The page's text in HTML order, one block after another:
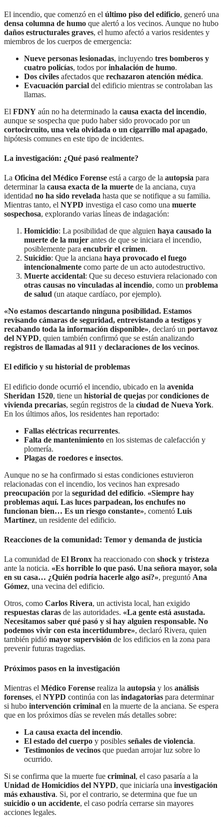
El incendio, que comenzó en el último piso del edificio, generó una
densa columna de humo que alertó a los vecinos. Aunque no hubo
daños estructurales graves, el humo afectó a varios residentes y
miembros de los cuerpos de emergencia:
Nueve personas lesionadas, incluyendo tres bomberos y
cuatro policías, todos porinhalación de humo.
Dos civiles afectados que rechazaron atención médica.
Evacuación parcial del edificio mientras se controlaban las
llamas.
El FDNY aún no ha determinado la causa exacta del incendio,
aunque se sospecha que pudo haber sido provocado por un
cortocircuito, una vela olvidada o un cigarrillo mal apagado,
hipótesis comunes en este tipo de incidentes.
La investigación: ¿Qué pasó realmente?
La Oficina del Médico Forense está a cargo de la autopsia para
determinar la causa exacta de la muerte de la anciana, cuya
identidad no ha sido revelada hasta que se notifique a su familia.
Mientras tanto, el NYPD investiga el caso como una muerte
sospechosa, explorando varias líneas de indagación:
Homicidio: La posibilidad de que alguien haya causado la
muerte de la mujer antes de que se iniciara el incendio,
posiblemente para encubrir el crimen.
Suicidio: Que la anciana haya provocado el fuego
intencionalmente como parte de un acto autodestructivo.
Muerte accidental: Que su deceso estuviera relacionado con
otras causas no vinculadas al incendio, como un problema
de salud (un ataque cardíaco, por ejemplo).
«No estamos descartando ninguna posibilidad. Estamos
revisando cámaras de seguridad, entrevistando a testigos y
recabando toda la información disponible», declaró un portavoz
del NYPD, quien también confirmó que se están analizando
registros de llamadas al 911 y declaraciones de los vecinos.
El edificio y su historial de problemas
El edificio donde ocurrió el incendio, ubicado en la avenida
Sheridan 1520, tiene un historial de quejas porcondiciones de
vivienda precarias, según registros de la ciudad de Nueva York.
En los últimos años, los residentes han reportado:
Fallas eléctricas recurrentes.
Falta de mantenimiento en los sistemas de calefacción y
plomería.
Plagas de roedores e insectos.
Aunque no se ha confirmado si estas condiciones estuvieron
relacionadas con el incendio, los vecinos han expresado
preocupación por la seguridad del edificio. «Siempre hay
problemas aquí. Las luces parpadean, los enchufes no
funcionan bien… Es un riesgo constante», comentó Luis
Martínez, un residente del edificio.
Reacciones de la comunidad: Temor y demanda de justicia
La comunidad de El Bronx ha reaccionado con shock y tristeza
ante la noticia. «Es horrible lo que pasó. Una señora mayor, sola
en su casa… ¿Quién podría hacerle algo así?», preguntó Ana
Gómez, una vecina del edificio.
Otros, como Carlos Rivera, un activista local, han exigido
respuestas claras de las autoridades. «La gente está asustada.
Necesitamos saber qué pasó y si hay alguien responsable. No
podemos vivir con esta incertidumbre», declaró Rivera, quien
también pidió mayor supervisión de los edificios en la zona para
prevenir futuras tragedias.
Próximos pasos en la investigación
Mientras el Médico Forense realiza la autopsia y los análisis
forenses, el NYPD continúa con las indagatorias para determinar
si hubo intervención criminal en la muerte de la anciana. Se espera
que en los próximos días se revelen más detalles sobre:
La causa exacta del incendio.
El estado del cuerpo y posibles señales de violencia.
Testimonios de vecinos que puedan arrojar luz sobre lo
ocurrido.
Si se confirma que la muerte fue criminal, el caso pasaría a la
Unidad de Homicidios del NYPD, que iniciaría una investigación
más exhaustiva. Si, por el contrario, se determina que fue un
suicidio o un accidente, el caso podría cerrarse sin mayores
acciones legales.